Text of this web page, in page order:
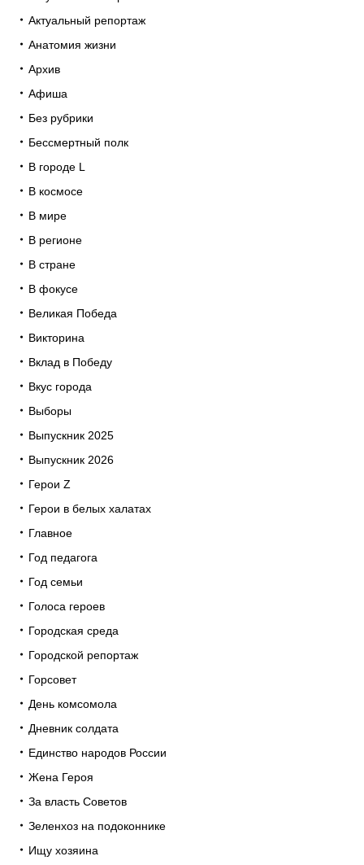
Актуальный репортаж
Анатомия жизни
Архив
Афиша
Без рубрики
Бессмертный полк
В городе L
В космосе
В мире
В регионе
В стране
В фокусе
Великая Победа
Викторина
Вклад в Победу
Вкус города
Выборы
Выпускник 2025
Выпускник 2026
Герои Z
Герои в белых халатах
Главное
Год педагога
Год семьи
Голоса героев
Городская среда
Городской репортаж
Горсовет
День комсомола
Дневник солдата
Единство народов России
Жена Героя
За власть Советов
Зеленхоз на подоконнике
Ищу хозяина